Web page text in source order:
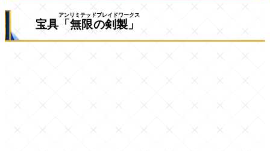
宝具 「無限の剣製」
アンリミテッドブレイドワークス